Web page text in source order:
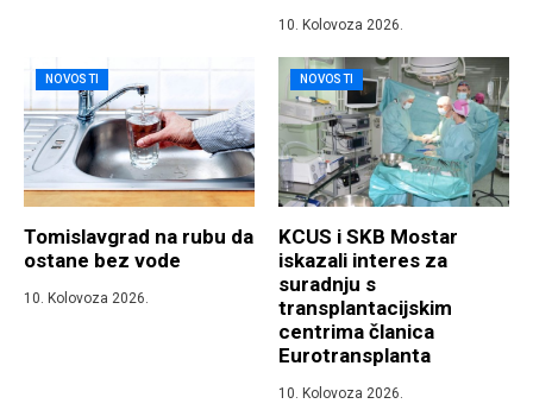
10. Kolovoza 2026.
NOVOSTI
Tomislavgrad na rubu da
ostane bez vode
10. Kolovoza 2026.
NOVOSTI
KCUS i SKB Mostar
iskazali interes za
suradnju s
transplantacijskim
centrima članica
Eurotransplanta
10. Kolovoza 2026.